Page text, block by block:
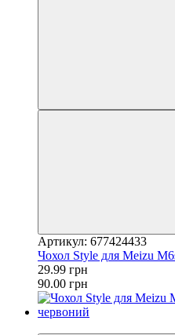
Артикул: 677424433
Чохол Style для Meizu
29.99 грн
90.00 грн